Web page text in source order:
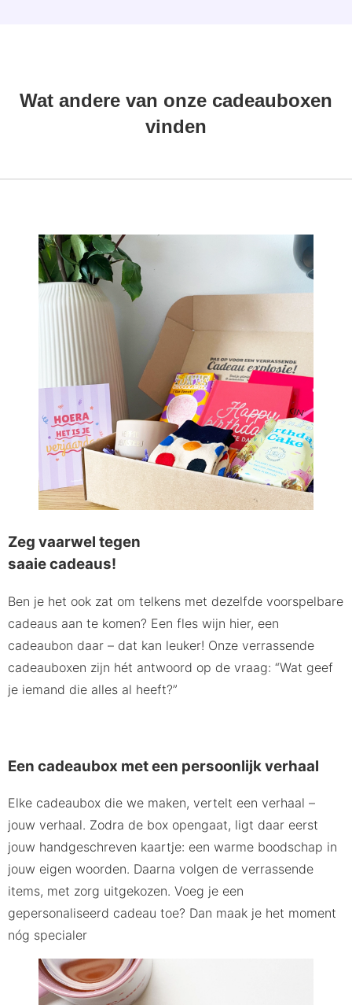
Wat andere van onze cadeauboxen
vinden
Zeg vaarwel tegen
saaie cadeaus!
Ben je het ook zat om telkens met dezelfde voorspelbare
cadeaus aan te komen? Een fles wijn hier, een
cadeaubon daar – dat kan leuker! Onze verrassende
cadeauboxen zijn hét antwoord op de vraag: “Wat geef
je iemand die alles al heeft?”
Een cadeaubox met een persoonlijk verhaal
Elke cadeaubox die we maken, vertelt een verhaal –
jouw verhaal. Zodra de box opengaat, ligt daar eerst
jouw handgeschreven kaartje: een warme boodschap in
jouw eigen woorden. Daarna volgen de verrassende
items, met zorg uitgekozen. Voeg je een
gepersonaliseerd cadeau toe? Dan maak je het moment
nóg specialer